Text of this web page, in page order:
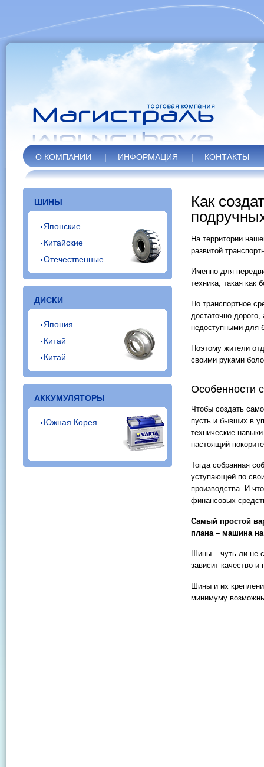
О КОМПАНИИ | ИНФОРМАЦИЯ | КОНТАКТЫ
ШИНЫ
Японские
Китайские
Отечественные
ДИСКИ
Япония
Китай
Китай
АККУМУЛЯТОРЫ
Южная Корея
Как
На территории
развитой
Именно для
техника, такая как
Но транспортное
достаточно
недоступными для
Поэтому жители
своими руками
Особенности
Чтобы создать
пусть и бывших в
технические
настоящий
Тогда собранная
уступающей по
производства. И
финансовых
Самый простой
плана – машина
Шины – чуть ли не
зависит качество
Шины и их
минимуму